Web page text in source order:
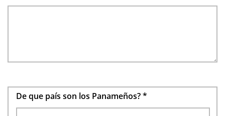
De que país son los Panameños?*